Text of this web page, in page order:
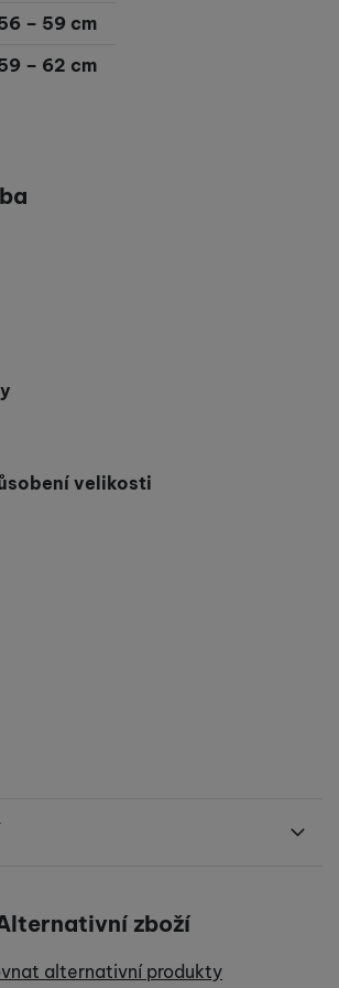
– 59 cm
– 62 cm
cm.
velikosti
výrobku.
zboží
alternativní produkty